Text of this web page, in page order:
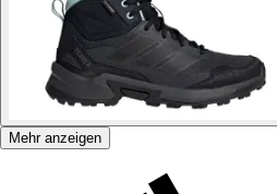
Mehr anzeigen